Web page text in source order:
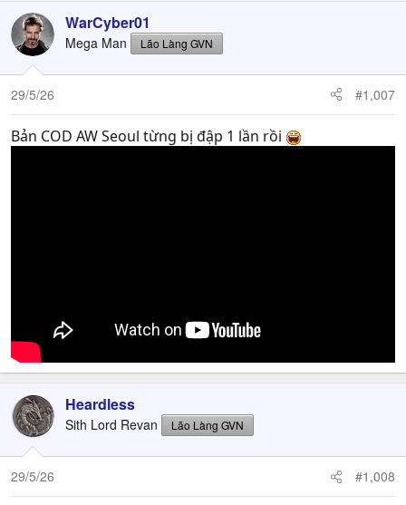
c
t
i
o
n
s
WarCyber01
Mega Man Lão Làng GVN
29/5/26 #1,007
Bản COD AW Seoul từng bị đập 1 lần rồi
Heardless
Sith Lord Revan Lão Làng GVN
29/5/26 #1,008